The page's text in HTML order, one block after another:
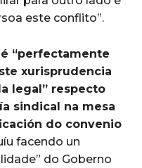
este conflito”.
“perfectamente
xurisprudencia
legal” respecto
sindical na mesa
do convenio
facendo un
do Goberno